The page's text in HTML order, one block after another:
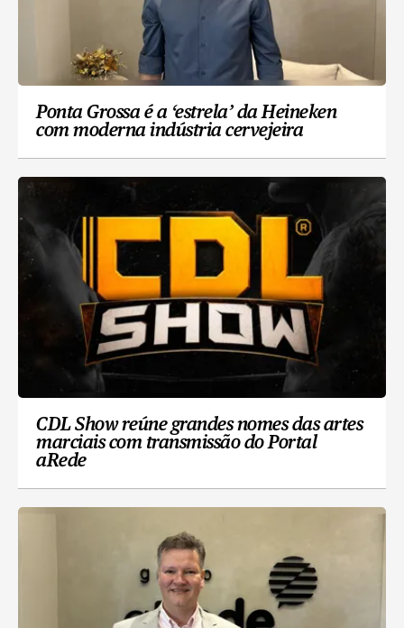
Ponta Grossa é a ‘estrela’ da Heineken
com moderna indústria cervejeira
CDL Show reúne grandes nomes das artes
marciais com transmissão do Portal
aRede